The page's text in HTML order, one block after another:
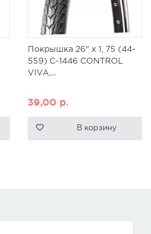
Покрышка 26" x 1, 75 (44-
559) C-1446 CONTROL
VIVA,...
39,00 р.
В корзину